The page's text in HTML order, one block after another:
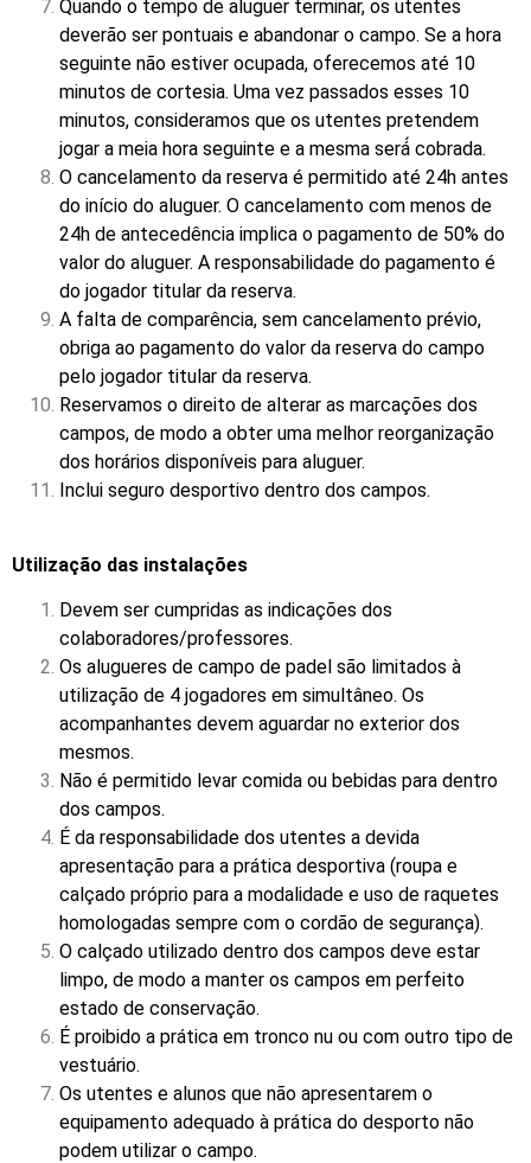
Quando o tempo de aluguer terminar, os utentes
deverão ser pontuais e abandonar o campo. Se a hora
seguinte não estiver ocupada, oferecemos até 10
minutos de cortesia. Uma vez passados esses 10
minutos, consideramos que os utentes pretendem
jogar a meia hora seguinte e a mesma será́ cobrada.
O cancelamento da reserva é permitido até 24h antes
do início do aluguer. O cancelamento com menos de
24h de antecedência implica o pagamento de 50% do
valor do aluguer. A responsabilidade do pagamento é
do jogador titular da reserva.
A falta de comparência, sem cancelamento prévio,
obriga ao pagamento do valor da reserva do campo
pelo jogador titular da reserva.
Reservamos o direito de alterar as marcações dos
campos, de modo a obter uma melhor reorganização
dos horários disponíveis para aluguer.
Inclui seguro desportivo dentro dos campos.
Utilização das instalações
Devem ser cumpridas as indicações dos
colaboradores/professores.
Os alugueres de campo de padel são limitados à
utilização de 4 jogadores em simultâneo. Os
acompanhantes devem aguardar no exterior dos
mesmos.
Não é permitido levar comida ou bebidas para dentro
dos campos.
É da responsabilidade dos utentes a devida
apresentação para a prática desportiva (roupa e
calçado próprio para a modalidade e uso de raquetes
homologadas sempre com o cordão de segurança).
O calçado utilizado dentro dos campos deve estar
limpo, de modo a manter os campos em perfeito
estado de conservação.
É proibido a prática em tronco nu ou com outro tipo de
vestuário.
Os utentes e alunos que não apresentarem o
equipamento adequado à prática do desporto não
podem utilizar o campo.